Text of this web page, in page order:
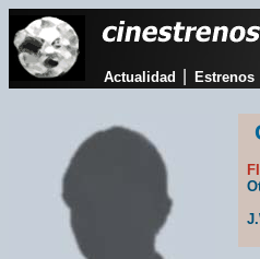
Actualidad Estrenos